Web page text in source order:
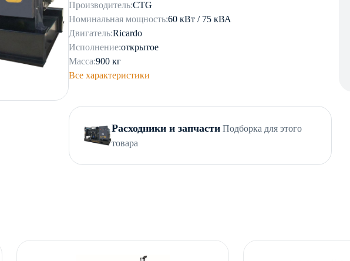
Производитель:CTG
Номинальная мощность:60 кВт / 75 кВА
Двигатель:Ricardo
Исполнение:открытое
Масса:900 кг
Все характеристики
Расходники и запчасти Подборка для этого
товара